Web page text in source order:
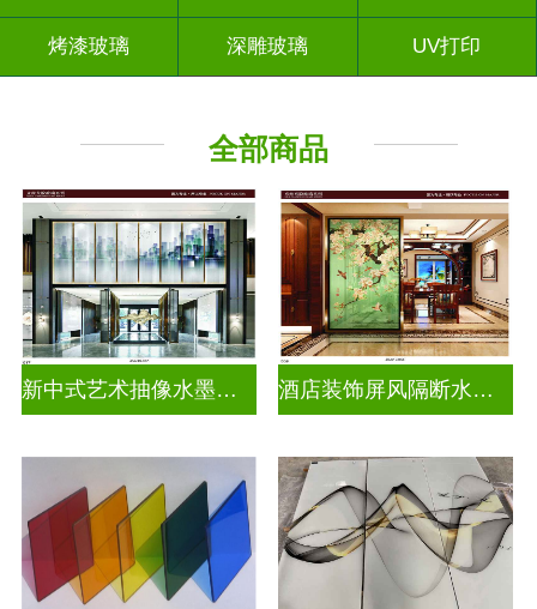
烤漆玻璃 深雕玻璃 UV打印
全部商品
新中式艺术抽像水墨画玻璃 酒店装饰屏风隔断水墨山水画玻璃